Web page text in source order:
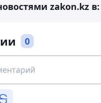
zakon.kz в:
0